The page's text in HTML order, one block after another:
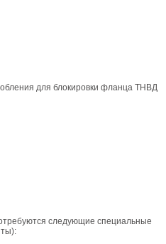
для блокировки фланца ТНВД
следующие специальные